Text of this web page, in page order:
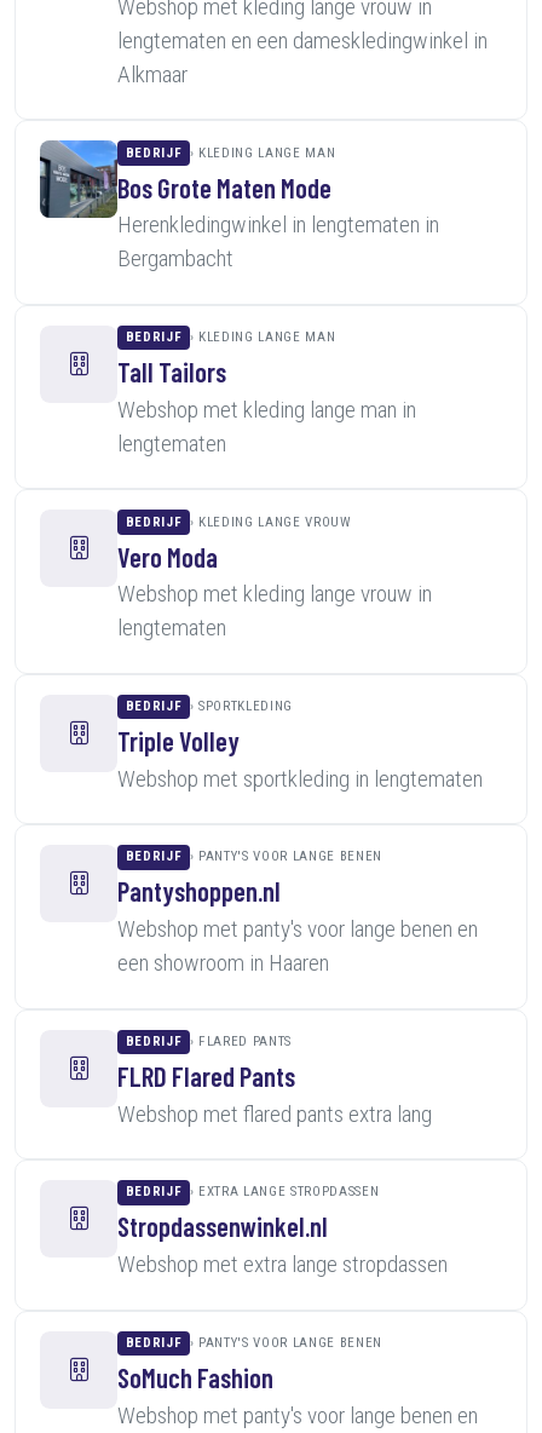
Webshop met kleding lange vrouw in
lengtematen en een dameskledingwinkel in
Alkmaar
BEDRIJF KLEDING LANGE MAN
Bos Grote Maten Mode
Herenkledingwinkel in lengtematen in
Bergambacht
BEDRIJF KLEDING LANGE MAN
Tall Tailors
Webshop met kleding lange man in
lengtematen
BEDRIJF KLEDING LANGE VROUW
Vero Moda
Webshop met kleding lange vrouw in
lengtematen
BEDRIJF SPORTKLEDING
Triple Volley
Webshop met sportkleding in lengtematen
BEDRIJF PANTY'S VOOR LANGE BENEN
Pantyshoppen.nl
Webshop met panty's voor lange benen en
een showroom in Haaren
BEDRIJF FLARED PANTS
FLRD Flared Pants
Webshop met flared pants extra lang
BEDRIJF EXTRA LANGE STROPDASSEN
Stropdassenwinkel.nl
Webshop met extra lange stropdassen
BEDRIJF PANTY'S VOOR LANGE BENEN
SoMuch Fashion
Webshop met panty's voor lange benen en